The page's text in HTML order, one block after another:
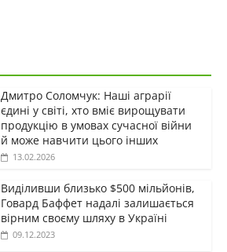
Дмитро Соломчук: Наші аграрії
єдині у світі, хто вміє вирощувати
продукцію в умовах сучасної війни
й може навчити цього інших
13.02.2026
Виділивши близько $500 мільйонів,
Говард Баффет надалі залишається
вірним своєму шляху в Україні
09.12.2023